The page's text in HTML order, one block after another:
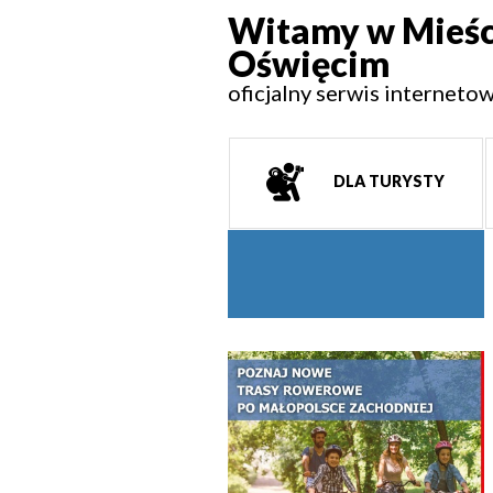
Witamy w
Oświęcim
oficjalny serwis
DLA TURYSTY